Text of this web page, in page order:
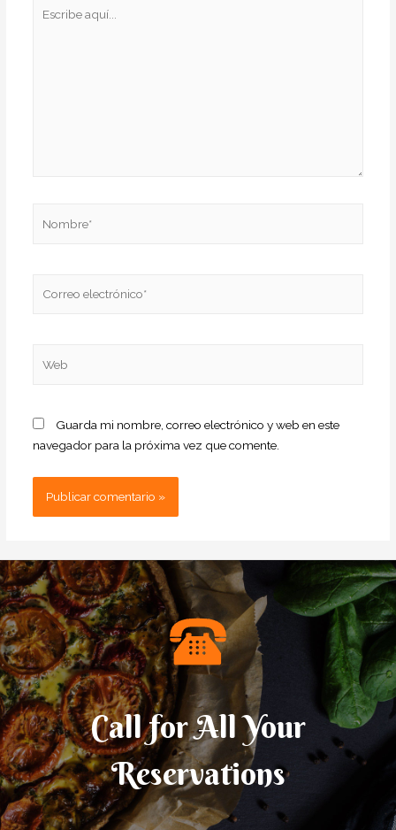
aquí...
Guarda mi nombre, correo electrónico y web en este
navegador para la próxima vez que comente.
Call for All Your​
Reservations